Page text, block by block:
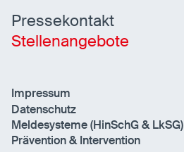
Pressekontakt
Stellenangebote
Impressum
Datenschutz
Meldesysteme (HinSchG & LkSG)
Prävention & Intervention